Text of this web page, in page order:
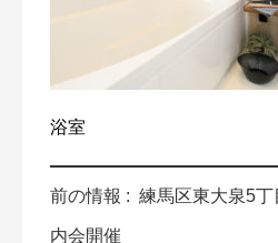
浴室
前の情報 : 練馬区東大泉5
内会開催